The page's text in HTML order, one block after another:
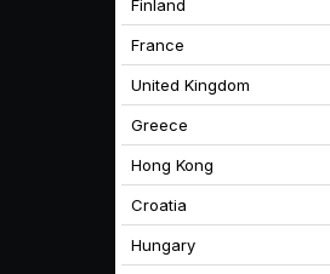
Finland
France
United Kingdom
Greece
Hong Kong
Croatia
Hungary